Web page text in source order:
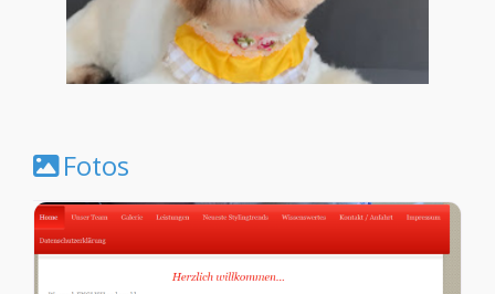
Fotos